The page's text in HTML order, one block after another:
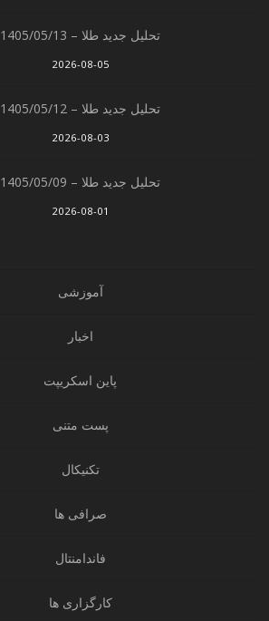
تحلیل جدید طلا – 1405/05/13
2026-08-05
تحلیل جدید طلا – 1405/05/12
2026-08-03
تحلیل جدید طلا – 1405/05/09
2026-08-01
آموزشی
اخبار
پاین اسکریپت
پست متنی
تکنیکال
صرافی ها
فاندامنتال
کارگزاری ها